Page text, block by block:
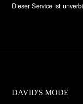
Dieser Service ist
DAVID'S MODE